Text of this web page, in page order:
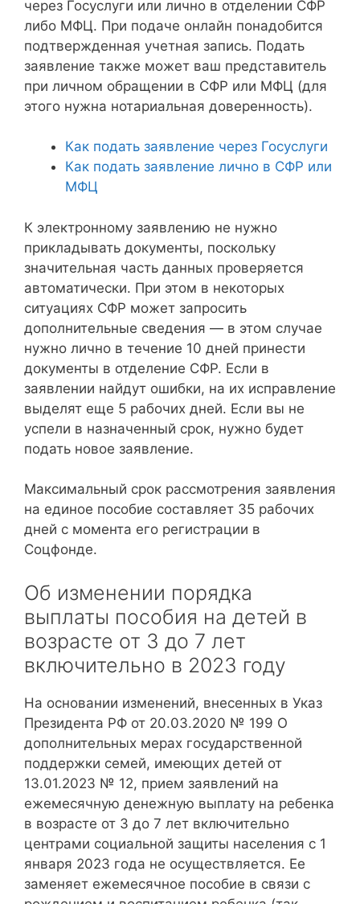
через Госуслуги или лично в отделении СФР
либо МФЦ. При подаче онлайн понадобится
подтвержденная учетная запись. Подать
заявление также может ваш представитель
при личном обращении в СФР или МФЦ (для
этого нужна нотариальная доверенность).
Как подать заявление через Госуслуги
Как подать заявление лично в СФР или
МФЦ
К электронному заявлению не нужно
прикладывать документы, поскольку
значительная часть данных проверяется
автоматически. При этом в некоторых
ситуациях СФР может запросить
дополнительные сведения — в этом случае
нужно лично в течение 10 дней принести
документы в отделение СФР. Если в
заявлении найдут ошибки, на их исправление
выделят еще 5 рабочих дней. Если вы не
успели в назначенный срок, нужно будет
подать новое заявление.
Максимальный срок рассмотрения заявления
на единое пособие составляет 35 рабочих
дней с момента его регистрации в
Соцфонде.
Об изменении порядка
выплаты пособия на детей в
возрасте от 3 до 7 лет
включительно в 2023 году
На основании изменений, внесенных в Указ
Президента РФ от 20.03.2020 № 199 О
дополнительных мерах государственной
поддержки семей, имеющих детей от
13.01.2023 № 12, прием заявлений на
ежемесячную денежную выплату на ребенка
в возрасте от 3 до 7 лет включительно
центрами социальной защиты населения с 1
января 2023 года не осуществляется. Ее
заменяет ежемесячное пособие в связи с